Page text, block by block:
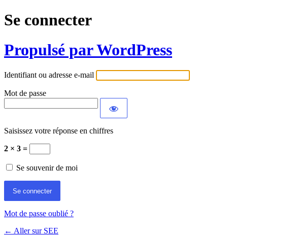
Se connecter
Propulsé par WordPress
Identifiant ou adresse e-mail
Mot de passe
Saisissez votre réponse en chiffres
2 × 3 =
Se souvenir de moi
Mot de passe oublié ?
← Aller sur SEE